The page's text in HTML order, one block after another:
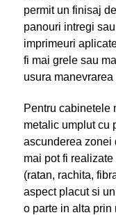
permit un finisaj
panouri intregi
imprimeuri
fi mai grele sau
usura
Pentru cabinetele
metalic umplut cu
ascunderea zonei
mai pot fi
(ratan, rachita,
aspect placut si
o parte in alta prin